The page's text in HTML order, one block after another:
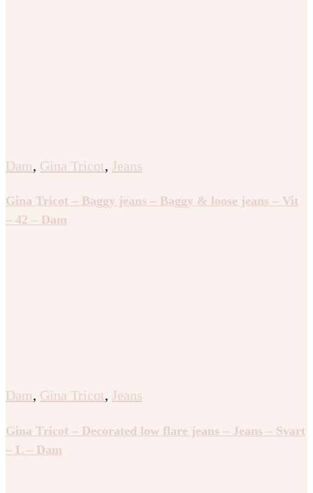
Dam, Gina Tricot, Jeans
Gina Tricot – Baggy jeans – Baggy & loose jeans – Vit
– 42 – Dam
Dam, Gina Tricot, Jeans
Gina Tricot – Decorated low flare jeans – Jeans – Svart
– L – Dam